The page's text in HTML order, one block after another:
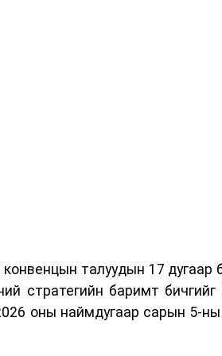
талуудын 17 дугаар
стратегийн баримт
оны наймдугаар сарын 5-